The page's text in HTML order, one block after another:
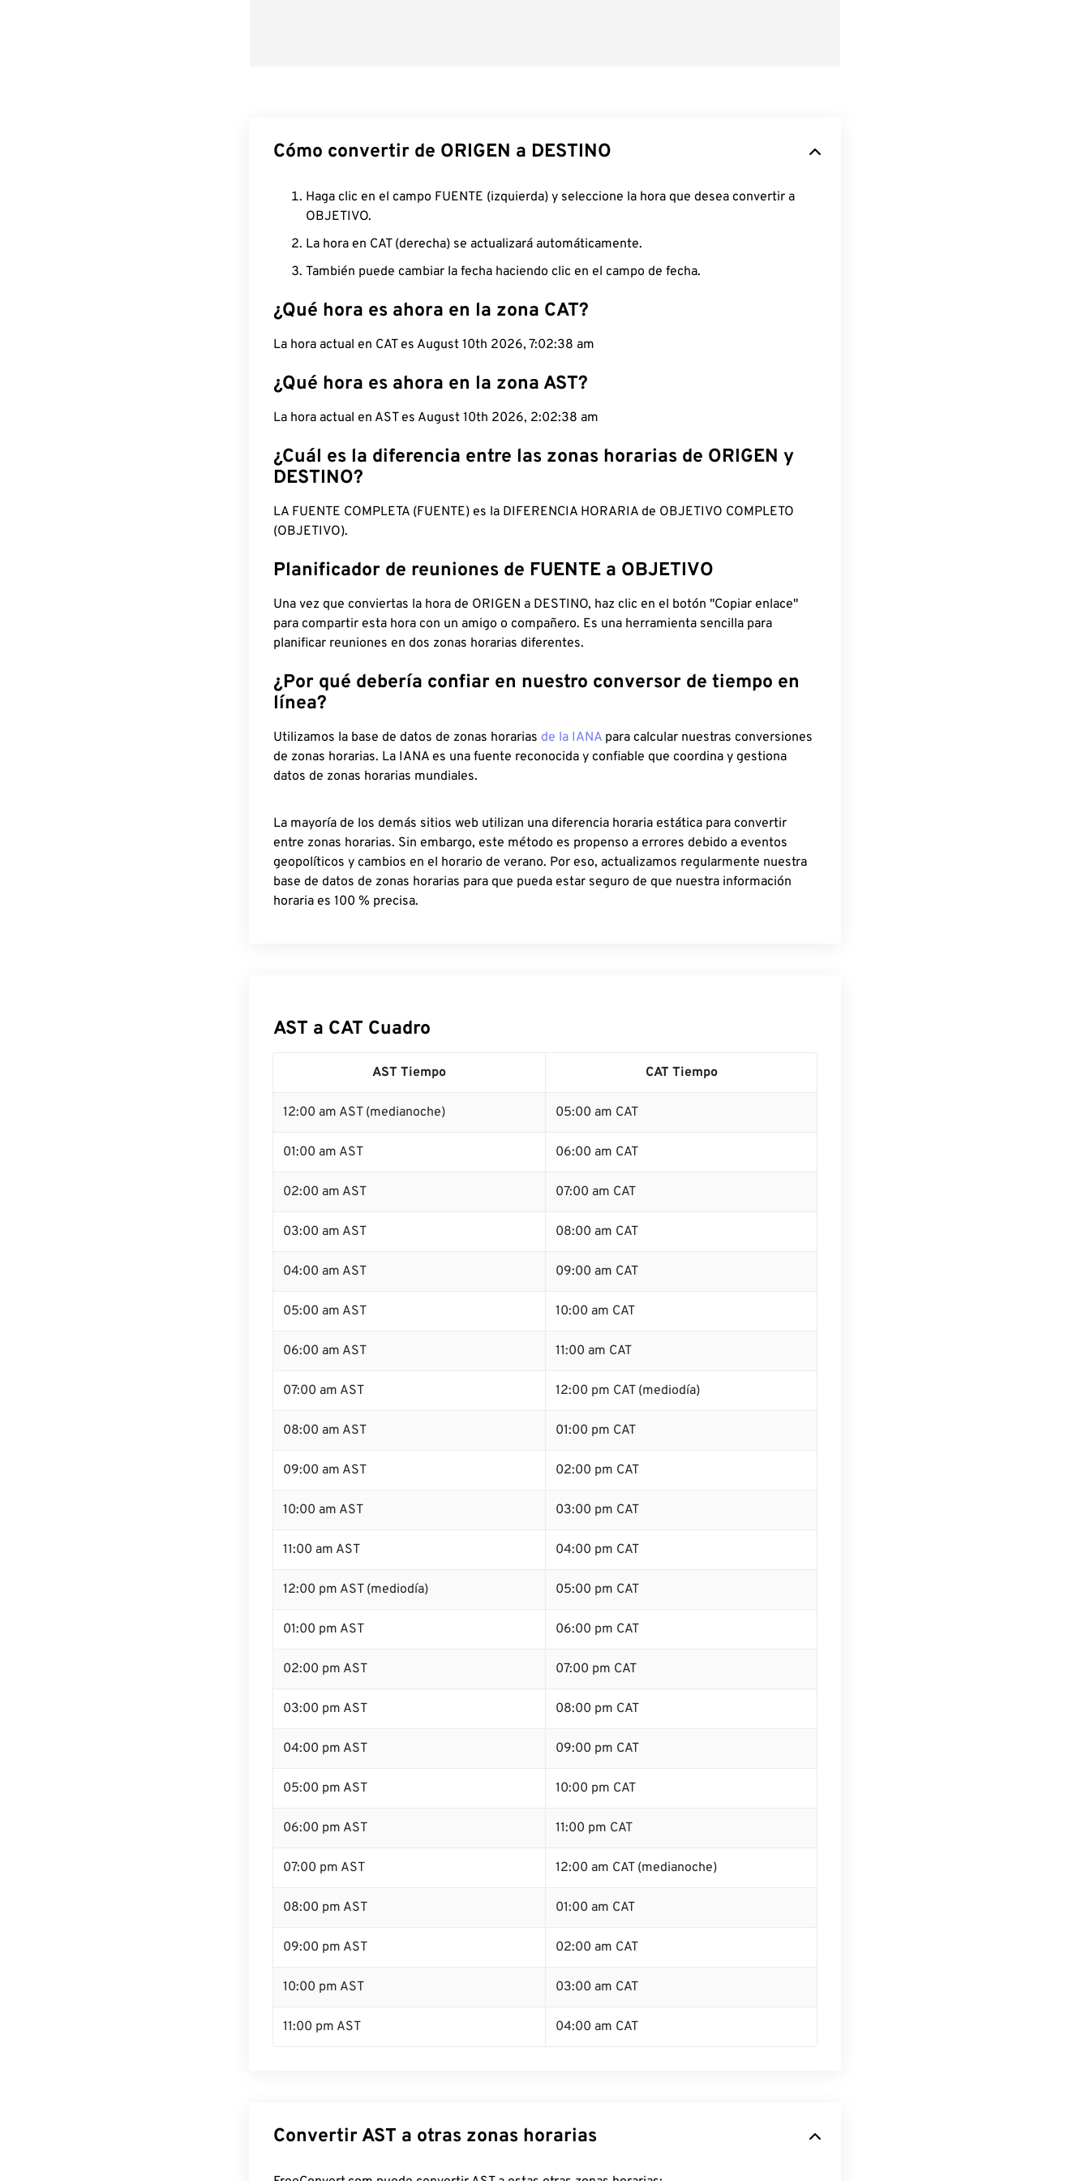
Cómo convertir de ORIGEN a DESTINO
Haga clic en el campo FUENTE (izquierda) y seleccione la hora que desea convertir a
OBJETIVO.
La hora en CAT (derecha) se actualizará automáticamente.
También puede cambiar la fecha haciendo clic en el campo de fecha.
¿Qué hora es ahora en la zona CAT?
La hora actual en CAT es August 10th 2026, 7:02:39 am
¿Qué hora es ahora en la zona AST?
La hora actual en AST es August 10th 2026, 2:02:39 am
¿Cuál es la diferencia entre las zonas horarias de ORIGEN y
DESTINO?
LA FUENTE COMPLETA (FUENTE) es la DIFERENCIA HORARIA de OBJETIVO COMPLETO
(OBJETIVO).
Planificador de reuniones de FUENTE a OBJETIVO
Una vez que conviertas la hora de ORIGEN a DESTINO, haz clic en el botón "Copiar enlace"
para compartir esta hora con un amigo o compañero. Es una herramienta sencilla para
planificar reuniones en dos zonas horarias diferentes.
¿Por qué debería confiar en nuestro conversor de tiempo en
línea?
Utilizamos la base de datos de zonas horarias de la IANA para calcular nuestras conversiones
de zonas horarias. La IANA es una fuente reconocida y confiable que coordina y gestiona
datos de zonas horarias mundiales.
La mayoría de los demás sitios web utilizan una diferencia horaria estática para convertir
entre zonas horarias. Sin embargo, este método es propenso a errores debido a eventos
geopolíticos y cambios en el horario de verano. Por eso, actualizamos regularmente nuestra
base de datos de zonas horarias para que pueda estar seguro de que nuestra información
horaria es 100 % precisa.
AST a CAT Cuadro
AST Tiempo CAT Tiempo
12:00 am AST (medianoche) 05:00 am CAT
01:00 am AST 06:00 am CAT
02:00 am AST 07:00 am CAT
03:00 am AST 08:00 am CAT
04:00 am AST 09:00 am CAT
05:00 am AST 10:00 am CAT
06:00 am AST 11:00 am CAT
07:00 am AST 12:00 pm CAT (mediodía)
08:00 am AST 01:00 pm CAT
09:00 am AST 02:00 pm CAT
10:00 am AST 03:00 pm CAT
11:00 am AST 04:00 pm CAT
12:00 pm AST (mediodía) 05:00 pm CAT
01:00 pm AST 06:00 pm CAT
02:00 pm AST 07:00 pm CAT
03:00 pm AST 08:00 pm CAT
04:00 pm AST 09:00 pm CAT
05:00 pm AST 10:00 pm CAT
06:00 pm AST 11:00 pm CAT
07:00 pm AST 12:00 am CAT (medianoche)
08:00 pm AST 01:00 am CAT
09:00 pm AST 02:00 am CAT
10:00 pm AST 03:00 am CAT
11:00 pm AST 04:00 am CAT
Convertir AST a otras zonas horarias